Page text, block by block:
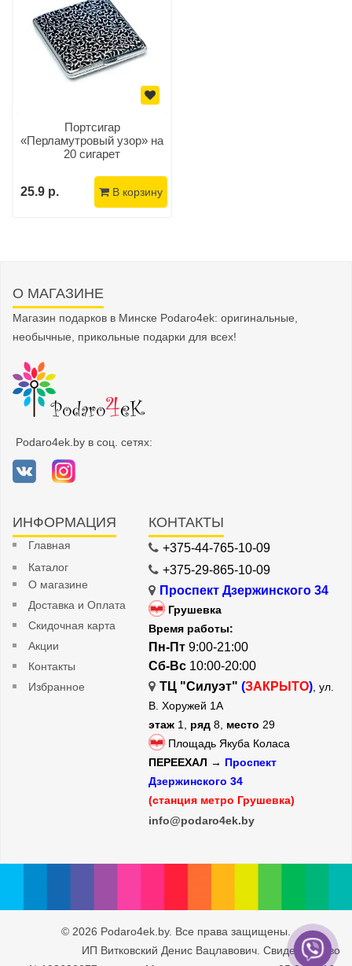
Портсигар
«Перламутровый узор» на
20 сигарет
25.9 р. В корзину
О МАГАЗИНЕ
Магазин подарков в Минске Podaro4ek: оригинальные,
необычные, прикольные подарки для всех!
Podaro4ek.by в соц. сетях:
ИНФОРМАЦИЯ
Главная
Каталог
О магазине
Доставка и Оплата
Скидочная карта
Акции
Контакты
Избранное
КОНТАКТЫ
+375-44-765-10-09
+375-29-865-10-09
Проспект Дзержинского 34
Грушевка
Время работы:
Пн-Пт 9:00-21:00
Сб-Вс 10:00-20:00
ТЦ "Силуэт" (ЗАКРЫТО), ул.
В. Хоружей 1А
этаж 1, ряд 8, место 29
Площадь Якуба Коласа
ПЕРЕЕХАЛ → Проспект
Дзержинского 34
(станция метро Грушевка)
info@podaro4ek.by
© 2026 Podaro4ek.by. Все права защищены.
ИП Витковский Денис Вацлавович. Свидетельство